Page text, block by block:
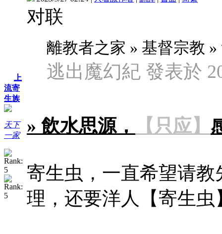
上
流寄
生族
天下
一家
对联
離教者之家 » 基督宗教
逃出魔幻紀 發表於
» 飲水思源， 【只应】
寄生虫，一直希望请
理，还要洋人【寄生